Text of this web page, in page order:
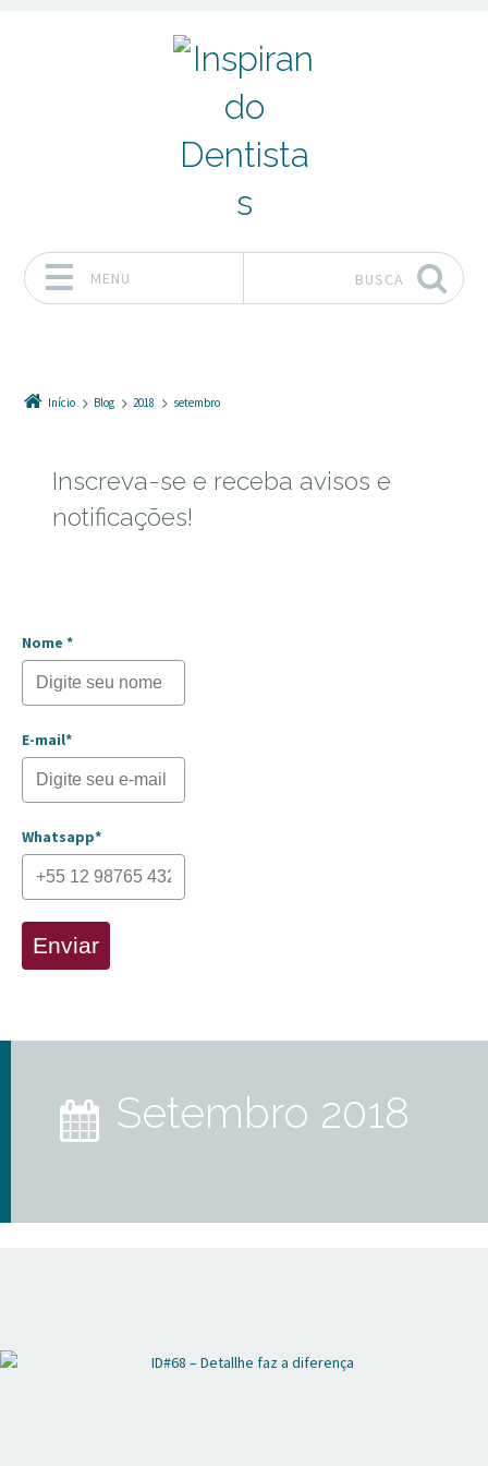
MENU BUSCA
Início Blog 2018 setembro
Inscreva-se e receba avisos e
notificações!
Nome *
E-mail*
Whatsapp*
Enviar
setembro 2018